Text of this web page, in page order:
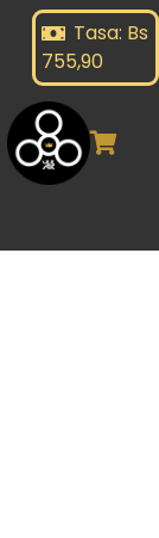
Tasa: Bs
755,90